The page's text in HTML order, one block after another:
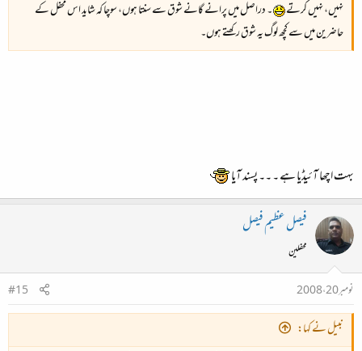
نہیں، نہیں کرتے
۔ دراصل میں پرانے گانے شوق سے سنتا ہوں، سوچا کہ شاید اس محفل کے
حاضرین میں سے کچھ لوگ یہ شوق رکھتے ہوں۔
بہت اچھا آئیڈیا ہے ۔ ۔۔ پسند آیا
فیصل عظیم فیصل
محفلین
نومبر 20، 2008
#15
نبیل نے کہا: